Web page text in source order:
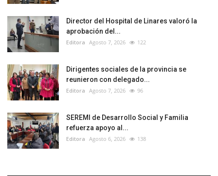
Director del Hospital de Linares valoró la
aprobación del...
Editora Agosto 7, 2026 122
Dirigentes sociales de la provincia se
reunieron con delegado...
Editora Agosto 7, 2026 96
SEREMI de Desarrollo Social y Familia
refuerza apoyo al...
Editora Agosto 6, 2026 138